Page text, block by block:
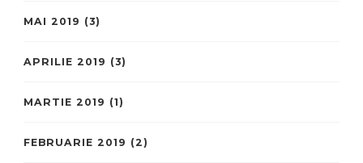
MAI 2019 (3)
APRILIE 2019 (3)
MARTIE 2019 (1)
FEBRUARIE 2019 (2)